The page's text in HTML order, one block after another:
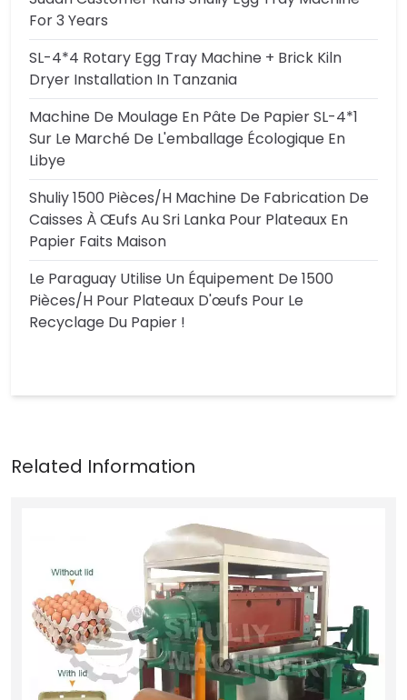
For 3 Years
SL-4*4 Rotary Egg Tray Machine + Brick Kiln
Dryer Installation In Tanzania
Machine De Moulage En Pâte De Papier SL-4*1
Sur Le Marché De L'emballage Écologique En
Libye
Shuliy 1500 Pièces/h Machine De Fabrication De
Caisses À Œufs Au Sri Lanka Pour Plateaux En
Papier Faits Maison
Le Paraguay Utilise Un Équipement De 1500
Pièces/h Pour Plateaux D'œufs Pour Le
Recyclage Du Papier !